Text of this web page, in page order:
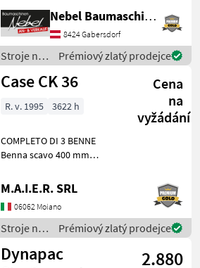
600mm 900mm,
1Böschungslöffel 1500mm
Palivo: Stroje na stavbu
mini bager
Nebel Baumaschinen
8424 Gabersdorf
Stroje na
stavbu /
Takeuchi
Prémiový zlatý prodejce
Case CK 36
Cena
na
vyžádání
R. v. 1995 3622 h
COMPLETO DI 3 BENNE
Benna scavo 400 mm
Benna liscia 1400 mm Stroje
na stavbu mini bager
M.A.I.E.R. SRL
06062 Moiano
Stroje na
stavbu /
Case IH
Prémiový zlatý prodejce
Dynapac
2.880